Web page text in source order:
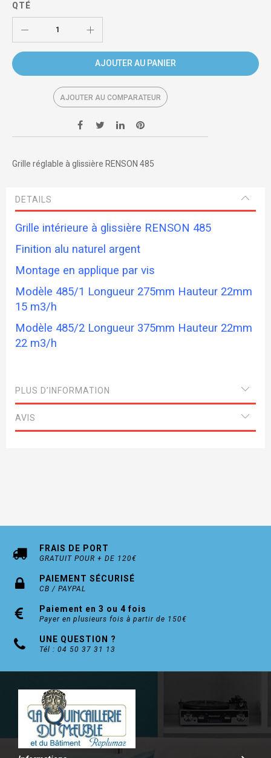
QTÉ
AJOUTER AU PANIER
AJOUTER AU COMPARATEUR
Grille réglable à glissière RENSON 485
DETAILS
Grille intérieure à glissière RENSON 485
Finition alu naturel argent
Montage en applique par vis
Modèle 485/1 Longueur 275mm Hauteur 22mm
15 m3/h
Modèle 485/2 Longueur 375mm Hauteur 22mm
22 m3/h
PLUS D’INFORMATION
AVIS
FRAIS DE PORT
GRATUIT POUR + DE 120€
PAIEMENT SÉCURISÉ
CB / PAYPAL
Paiement en 3 ou 4 fois
Payer en plusieurs fois à partir de 150€
UNE QUESTION ?
Tél : 04 50 37 31 13